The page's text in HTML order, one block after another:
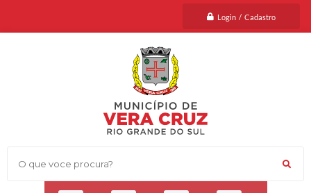
Login / Cadastro
O que voce procura?